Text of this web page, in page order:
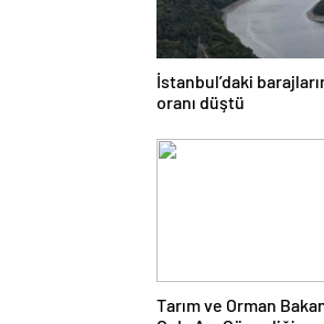
İstanbul’daki
oranı düştü
Tarım ve Orman